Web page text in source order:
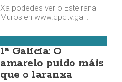
Xa podedes ver o Esteirana-
Muros en www.qpctv.gal .
1ª Galicia: O
amarelo puido máis
que o laranxa